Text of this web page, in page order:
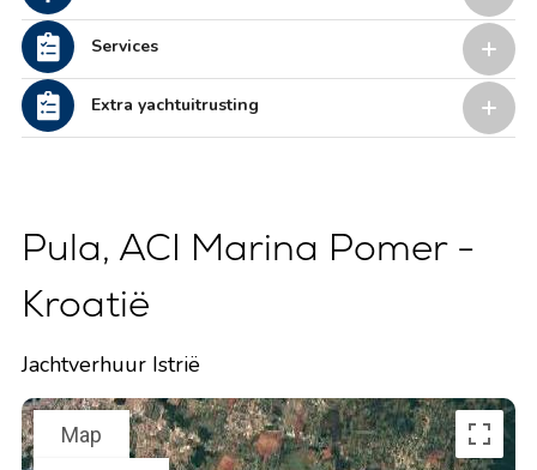
Services
Extra yachtuitrusting
Pula, ACI Marina Pomer -
Kroatië
Jachtverhuur Istrië
Map